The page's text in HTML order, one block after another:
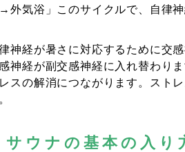
気浴」このサイクルで、自律
神経が暑さに対応するために交
神経が副交感神経に入れ替わり
スの解消につながります。スト
サウナの基本の入り